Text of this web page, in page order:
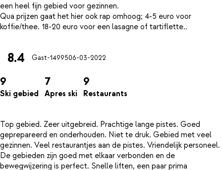
een heel fijn gebied voor gezinnen.
Qua prijzen gaat het hier ook rap omhoog; 4-5 euro voor
8.4 Gast-1499506-03-2022
9
Ski gebied
7
Apres ski
9
Restaurants
Top gebied. Zeer uitgebreid. Prachtige lange pistes. Goed
geprepareerd en onderhouden. Niet te druk. Gebied met veel
gezinnen. Veel restaurantjes aan de pistes. Vriendelijk personeel.
De gebieden zijn goed met elkaar verbonden en de
bewegwijzering is perfect. Snelle liften, een paar prima